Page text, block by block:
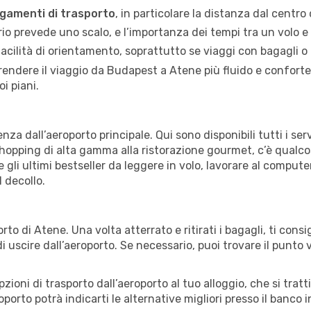
di trasporto, in particolare la distanza dal
prevede uno scalo, e l’importanza dei tempi tra un volo e
di orientamento, soprattutto se viaggi con bagagli o
il viaggio da Budapest a Atene più fluido e
piani.
dall’aeroporto principale. Qui sono disponibili tutti i
di alta gamma alla ristorazione gourmet, c’è
gli ultimi bestseller da leggere in volo, lavorare al
decollo.
di Atene. Una volta atterrato e ritirati i bagagli, ti
dall’aeroporto. Se necessario, puoi trovare il
di trasporto dall’aeroporto al tuo alloggio, che si
potrà indicarti le alternative migliori presso il banco